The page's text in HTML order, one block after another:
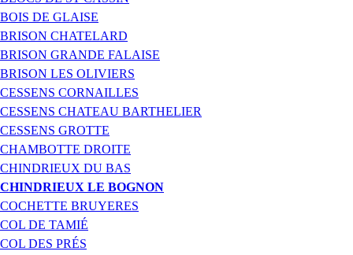
BOIS DE GLAISE
BRISON CHATELARD
BRISON GRANDE FALAISE
BRISON LES OLIVIERS
CESSENS CORNAILLES
CESSENS CHATEAU BARTHELIER
CESSENS GROTTE
CHAMBOTTE DROITE
CHINDRIEUX DU BAS
CHINDRIEUX LE BOGNON
COCHETTE BRUYERES
COL DE TAMIÉ
COL DES PRÉS